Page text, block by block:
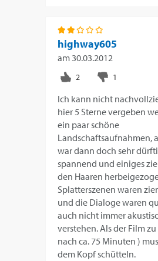
highway605
am 30.03.2012
Ich kann nicht
hier 5 Sterne vergeben
ein paar schöne
Landschaftsaufnahmen,
war dann doch sehr
spannend und einiges
den Haaren
Splatterszenen waren
und die Dialoge waren
auch nicht immer
verstehen. Als der Film
nach ca. 75 Minuten )
dem Kopf schütteln.